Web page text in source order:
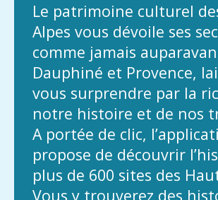
Le patrimoine culturel
Alpes vous dévoile ses
comme jamais
Dauphiné et Provence,
vous surprendre par la
notre histoire et de nos
A portée de clic,
propose de découvrir
plus de 600 sites des
Vous y trouverez des